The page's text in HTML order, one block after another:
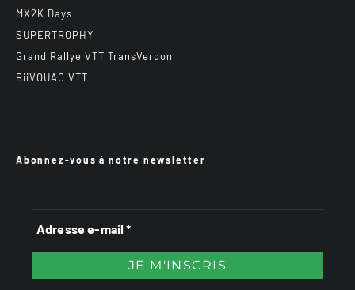
MX2K Days
SUPERTROPHY
Grand Rallye VTT TransVerdon
BiiVOUAC VTT
Abonnez-vous à notre newsletter